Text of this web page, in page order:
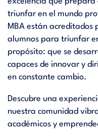
triunfar en el mundo
MBA están acreditados
alumnos para triunfar
propósito: que se
capaces de innovar y
en constante cambio.
Descubre una
nuestra comunidad
académicos y